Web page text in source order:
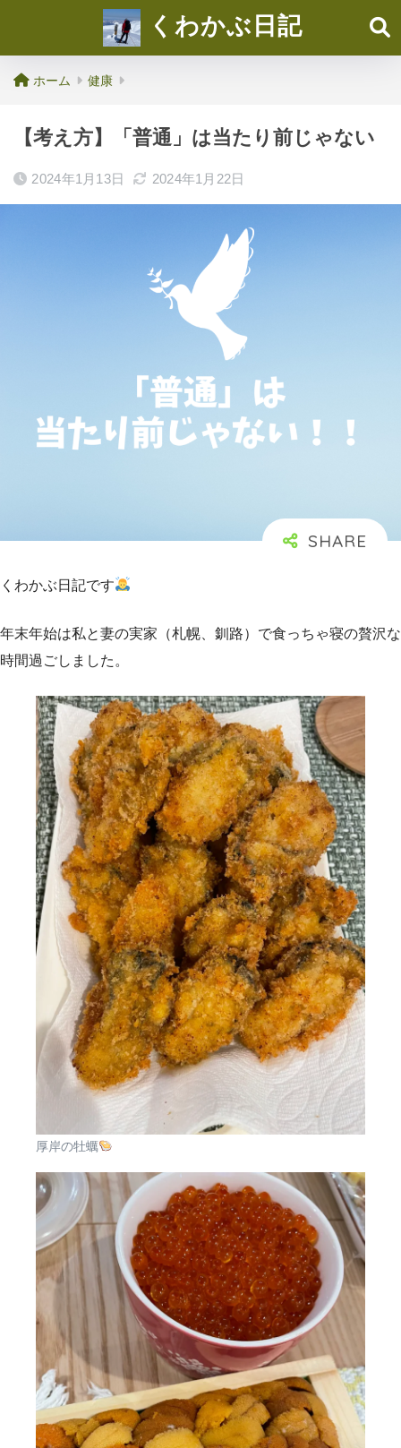
くわかぶ日記
ホーム 健康
【考え方】「普通」は当たり前じゃない
2024年1月13日 2024年1月22日
くわかぶ日記です
年末年始は私と妻の実家（札幌、釧路）で食っちゃ寝の贅沢な
時間過ごしました。
厚岸の牡蠣